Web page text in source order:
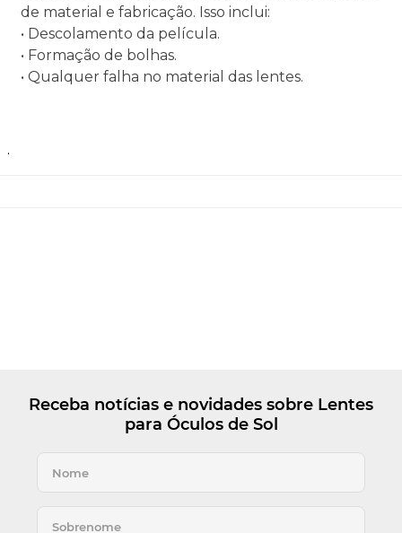
de material e fabricação. Isso inclui:
• Descolamento da película.
• Formação de bolhas.
• Qualquer falha no material das lentes.
.
Receba notícias e novidades sobre Lentes
para Óculos de Sol